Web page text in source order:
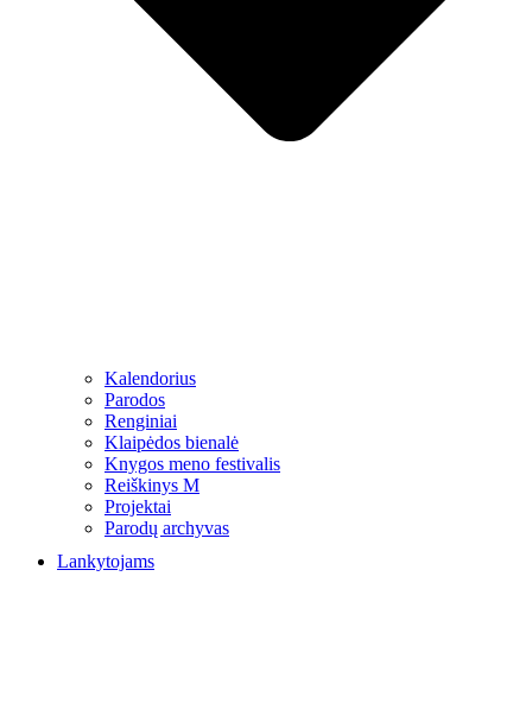
Kalendorius
Parodos
Renginiai
Klaipėdos bienalė
Knygos meno festivalis
Reiškinys M
Projektai
Parodų archyvas
Lankytojams